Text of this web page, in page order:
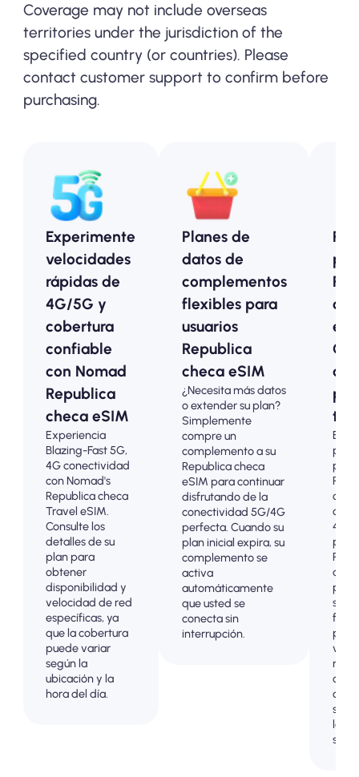
Coverage may not include overseas
territories under the jurisdiction of the
specified country (or countries). Please
contact customer support to confirm before
purchasing.
Experimente
velocidades
rápidas de
4G/5G y
cobertura
confiable
con Nomad
Republica
checa eSIM
Experiencia
Blazing-Fast 5G,
4G conectividad
con Nomad's
Republica checa
Travel eSIM.
Consulte los
detalles de su
plan para
obtener
disponibilidad y
velocidad de red
específicas, ya
que la cobertura
puede variar
según la
ubicación y la
hora del día.
Planes de
datos de
complementos
flexibles para
usuarios
Republica
checa eSIM
¿Necesita más datos
o extender su plan?
Simplemente
compre un
complemento a su
Republica checa
eSIM para continuar
disfrutando de la
conectividad 5G/4G
perfecta. Cuando su
plan inicial expira, su
complemento se
activa
automáticamente
que usted se
conecta sin
interrupción.
Elija
4G/
viaje
los
sus